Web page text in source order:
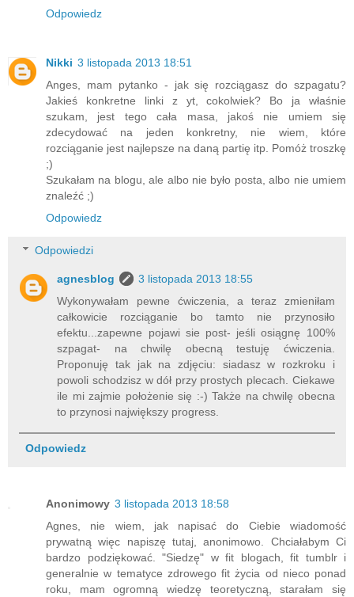
Odpowiedz
Nikki 3 listopada 2013 18:51
Anges, mam pytanko - jak się rozciągasz do szpagatu?
Jakieś konkretne linki z yt, cokolwiek? Bo ja właśnie
szukam, jest tego cała masa, jakoś nie umiem się
zdecydować na jeden konkretny, nie wiem, które
rozciąganie jest najlepsze na daną partię itp. Pomóż troszkę
;)
Szukałam na blogu, ale albo nie było posta, albo nie umiem
znaleźć ;)
Odpowiedz
Odpowiedzi
agnesblog
3 listopada 2013 18:55
Wykonywałam pewne ćwiczenia, a teraz zmieniłam
całkowicie rozciąganie bo tamto nie przynosiło
efektu...zapewne pojawi sie post- jeśli osiągnę 100%
szpagat- na chwilę obecną testuję ćwiczenia.
Proponuję tak jak na zdjęciu: siadasz w rozkroku i
powoli schodzisz w dół przy prostych plecach. Ciekawe
ile mi zajmie położenie się :-) Także na chwilę obecna
to przynosi największy progress.
Odpowiedz
Anonimowy 3 listopada 2013 18:58
Agnes, nie wiem, jak napisać do Ciebie wiadomość
prywatną więc napiszę tutaj, anonimowo. Chciałabym Ci
bardzo podziękować. "Siedzę" w fit blogach, fit tumblr i
generalnie w tematyce zdrowego fit życia od nieco ponad
roku, mam ogromną wiedzę teoretyczną, starałam się